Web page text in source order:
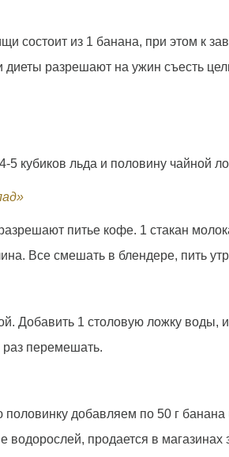
состоит из 1 банана, при этом к
диеты разрешают на ужин съесть
5 кубиков льда и половину чайной
питье кофе. 1 стакан
Все смешать в блендере, пить
Добавить 1 столовую ложку
раз перемешать.
добавляем по 50 г
водорослей, продается в